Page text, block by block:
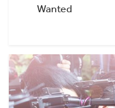
Wanted